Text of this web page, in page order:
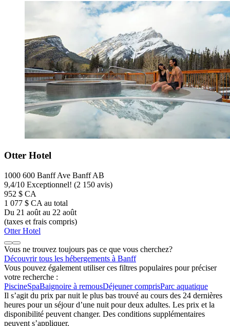
Otter Hotel
1000 600 Banff Ave Banff AB
9,4/10 Exceptionnel! (2 150 avis)
952 $ CA
1 077 $ CA au total
Du 21 août au 22 août
(taxes et frais compris)
Otter Hotel
Vous ne trouvez toujours pas ce que vous cherchez?
Découvrir tous les hébergements à Banff
Vous pouvez également utiliser ces filtres populaires pour préciser
votre recherche :
PiscineSpaBaignoire à remousDéjeuner comprisParc aquatique
Il s’agit du prix par nuit le plus bas trouvé au cours des 24 dernières
heures pour un séjour d’une nuit pour deux adultes. Les prix et la
disponibilité peuvent changer. Des conditions supplémentaires
peuvent s’appliquer.